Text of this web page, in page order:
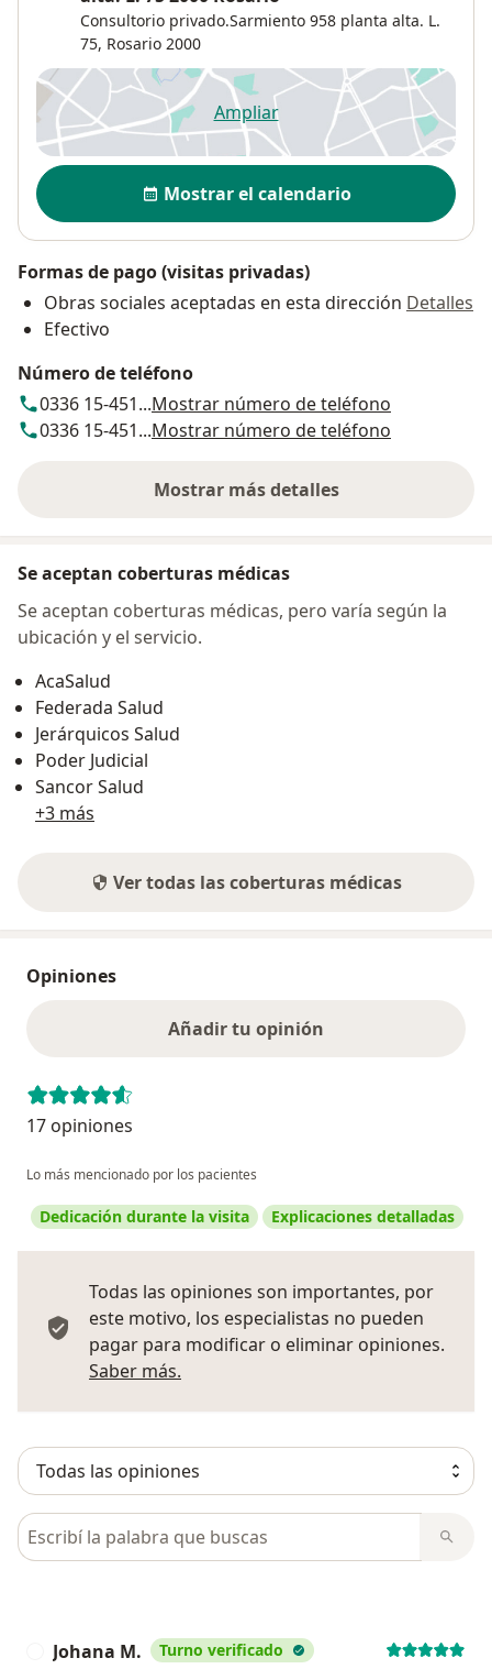
Consultorio privado.Sarmiento 958 planta alta. L.
75, Rosario 2000
Ampliarse abre en una nueva
Disponibilidad
Mostrar el calendario
Formas de pago (visitas privadas)
Obras sociales aceptadas en esta dirección Detalles
Efectivo
Número de teléfono
0336 15-451...Mostrar número de teléfono
0336 15-451...Mostrar número de teléfono
Mostrar más detalles
sobre la dirección
Se aceptan coberturas médicas
Se aceptan coberturas médicas, pero varía según la
ubicación y el servicio.
AcaSalud
Federada Salud
Jerárquicos Salud
Poder Judicial
Sancor Salud
+3 más
Ver todas las coberturas médicas
Opiniones
Añadir tu opinión
17 opiniones
Lo más mencionado por los pacientes
Dedicación durante la visita Explicaciones detalladas
Todas las opiniones son importantes, por
este motivo, los especialistas no pueden
pagar para modificar o eliminar opiniones.
Saber más.
Busca en opiniones
Johana M. Turno verificado